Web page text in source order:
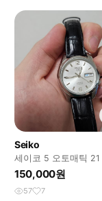
Seiko
세이코 5 오토매틱 21
계 Seiko 5 Automatic
150,000원
57 7